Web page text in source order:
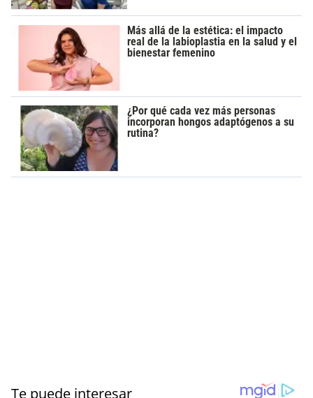
Más allá de la estética: el impacto
real de la labioplastia en la salud y el
bienestar femenino
¿Por qué cada vez más personas
incorporan hongos adaptógenos a su
rutina?